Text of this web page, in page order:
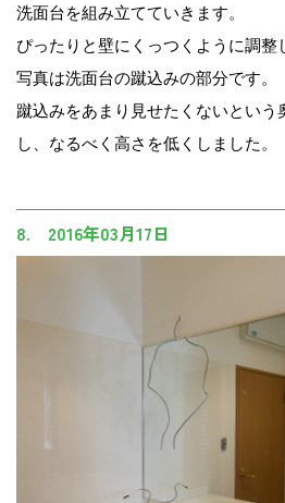
洗面台を組み立てていきます。
ぴったりと壁にくっつくように調整
写真は洗面台の蹴込みの部分です。
蹴込みをあまり見せたくないという
し、なるべく高さを低くしました。
8. 2016年03月17日